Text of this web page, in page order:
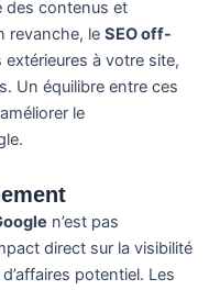
des contenus et
revanche, le SEO off-
à votre site,
Un équilibre entre ces
le
n’est pas
direct sur la visibilité
potentiel. Les